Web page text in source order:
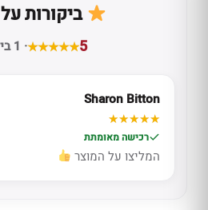
ביקורות על
5 · 1 ביקורות
Sharon Bitton
רכישה מאומתת
המליצו על המוצר